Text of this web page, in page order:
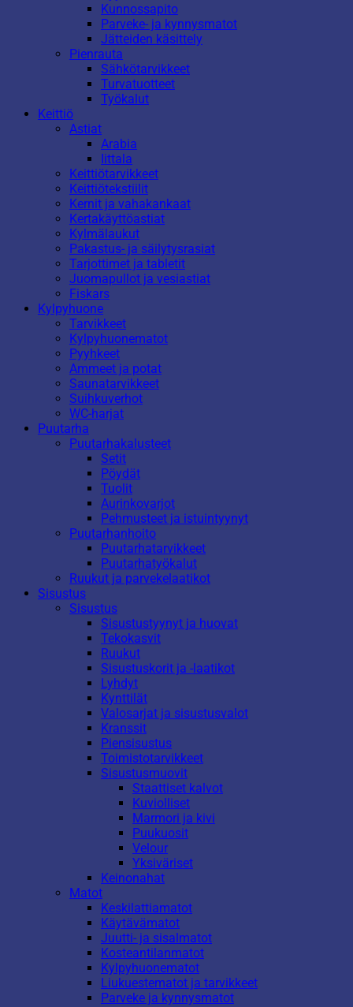
Kunnossapito
Parveke- ja kynnysmatot
Jätteiden käsittely
Pienrauta
Sähkötarvikkeet
Turvatuotteet
Työkalut
Keittiö
Astiat
Arabia
Iittala
Keittiötarvikkeet
Keittiötekstiilit
Kernit ja vahakankaat
Kertakäyttöastiat
Kylmälaukut
Pakastus- ja säilytysrasiat
Tarjottimet ja tabletit
Juomapullot ja vesiastiat
Fiskars
Kylpyhuone
Tarvikkeet
Kylpyhuonematot
Pyyhkeet
Ammeet ja potat
Saunatarvikkeet
Suihkuverhot
WC-harjat
Puutarha
Puutarhakalusteet
Setit
Pöydät
Tuolit
Aurinkovarjot
Pehmusteet ja istuintyynyt
Puutarhanhoito
Puutarhatarvikkeet
Puutarhatyökalut
Ruukut ja parvekelaatikot
Sisustus
Sisustus
Sisustustyynyt ja huovat
Tekokasvit
Ruukut
Sisustuskorit ja -laatikot
Lyhdyt
Kynttilät
Valosarjat ja sisustusvalot
Kranssit
Piensisustus
Toimistotarvikkeet
Sisustusmuovit
Staattiset kalvot
Kuviolliset
Marmori ja kivi
Puukuosit
Velour
Yksiväriset
Keinonahat
Matot
Keskilattiamatot
Käytävämatot
Juutti- ja sisalmatot
Kosteantilanmatot
Kylpyhuonematot
Liukuestematot ja tarvikkeet
Parveke ja kynnysmatot